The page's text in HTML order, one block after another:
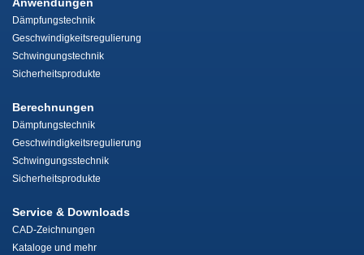
Anwendungen
Dämpfungstechnik
Geschwindigkeitsregulierung
Schwingungstechnik
Sicherheitsprodukte
Berechnungen
Dämpfungstechnik
Geschwindigkeitsregulierung
Schwingungsstechnik
Sicherheitsprodukte
Service & Downloads
CAD-Zeichnungen
Kataloge und mehr